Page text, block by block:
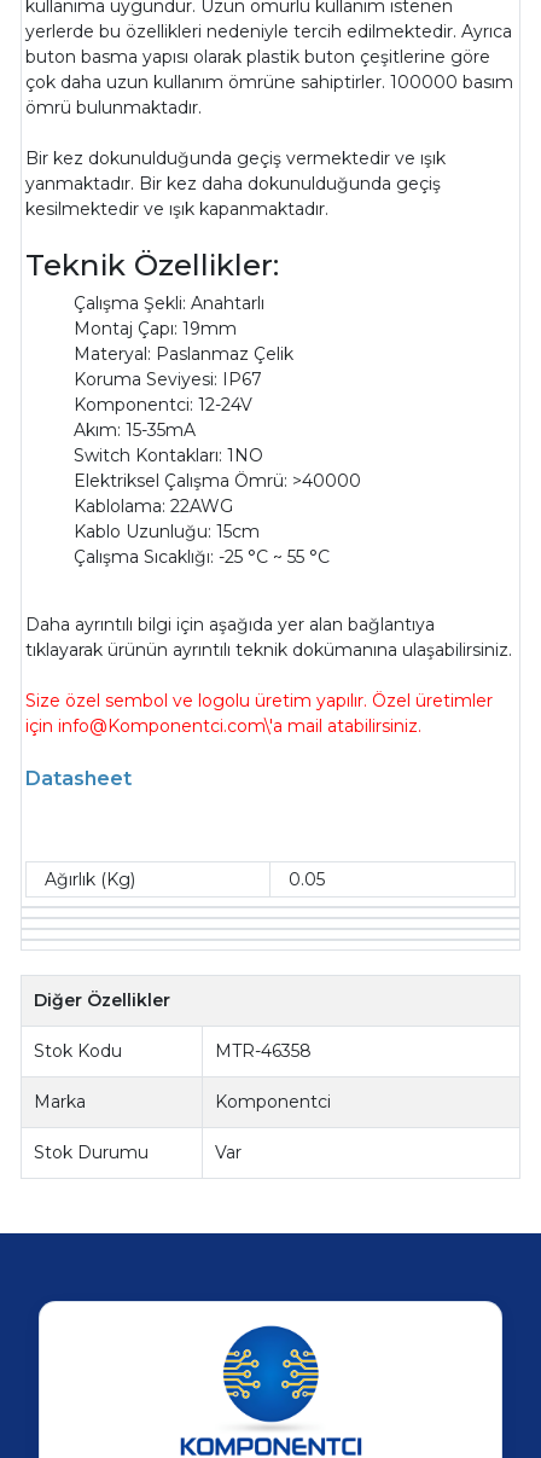
kullanıma uygundur. Uzun ömürlü kullanım istenen
yerlerde bu özellikleri nedeniyle tercih edilmektedir. Ayrıca
buton basma yapısı olarak plastik buton çeşitlerine göre
çok daha uzun kullanım ömrüne sahiptirler. 100000 basım
ömrü bulunmaktadır.
Bir kez dokunulduğunda geçiş vermektedir ve ışık
yanmaktadır. Bir kez daha dokunulduğunda geçiş
kesilmektedir ve ışık kapanmaktadır.
Teknik Özellikler:
Çalışma Şekli: Anahtarlı
Montaj Çapı: 19mm
Materyal: Paslanmaz Çelik
Koruma Seviyesi: IP67
Komponentci: 12-24V
Akım: 15-35mA
Switch Kontakları: 1NO
Elektriksel Çalışma Ömrü: >40000
Kablolama: 22AWG
Kablo Uzunluğu: 15cm
Çalışma Sıcaklığı: -25 °C ~ 55 °C
Daha ayrıntılı bilgi için aşağıda yer alan bağlantıya
tıklayarak ürünün ayrıntılı teknik dokümanına ulaşabilirsiniz.
Size özel sembol ve logolu üretim yapılır. Özel üretimler
için info@Komponentci.com\'a mail atabilirsiniz.
Datasheet
Ağırlık (Kg) 0.05
Diğer Özellikler
Stok Kodu MTR-46358
Marka Komponentci
Stok Durumu Var